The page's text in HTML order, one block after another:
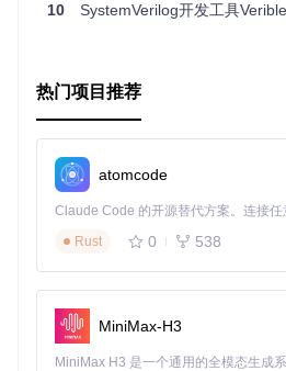
10 SystemVerilog开发工具Verible全攻略：从语法
热门项目推荐
atomcode
Rust
0 538
MiniMax-H3